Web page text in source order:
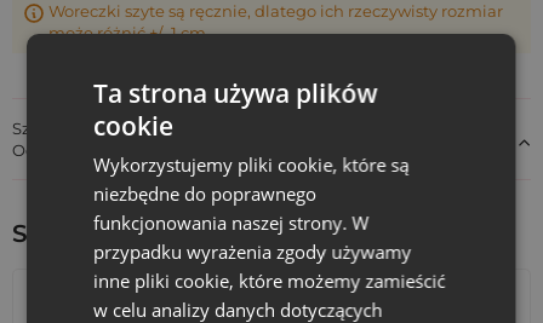
Woreczki szyte są ręcznie, dlatego ich rzeczywisty rozmiar
może różnić +/- 1 cm
Szczegóły dotyczące zgodności produktu z przepisami:
Odpowiedzialność za produkt
Sprawdź inne ciekawe produkty:
Ta strona używa plików
cookie
Wykorzystujemy pliki cookie, które są
niezbędne do poprawnego
funkcjonowania naszej strony. W
przypadku wyrażenia zgody używamy
inne pliki cookie, które możemy zamieścić
w celu analizy danych dotyczących